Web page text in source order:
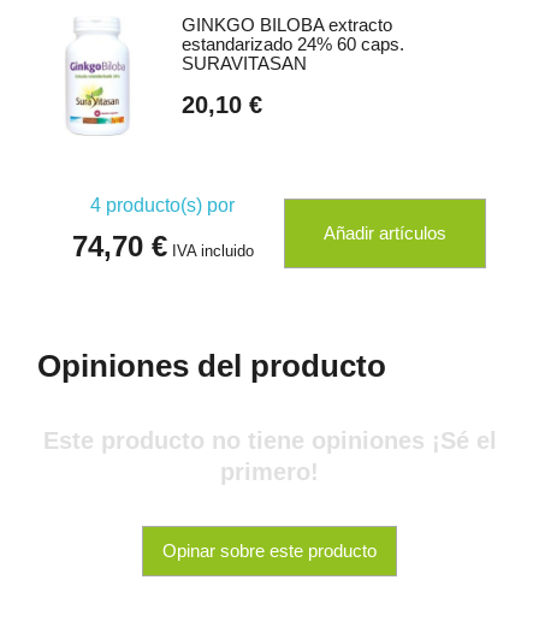
GINKGO BILOBA extracto
estandarizado 24% 60 caps.
SURAVITASAN
20,10 €
4 producto(s) por
74,70 € IVA incluido
Añadir artículos
Opiniones del producto
Este producto no tiene opiniones ¡Sé el
primero!
Opinar sobre este producto